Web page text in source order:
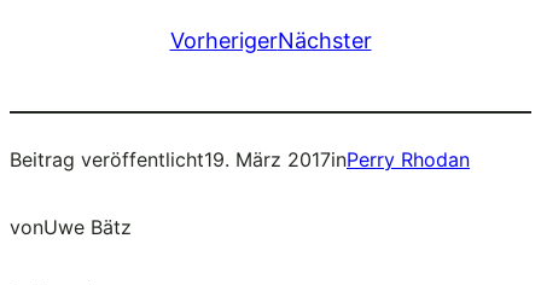
VorherigerNächster
Beitrag veröffentlicht19. März 2017inPerry Rhodan
vonUwe Bätz